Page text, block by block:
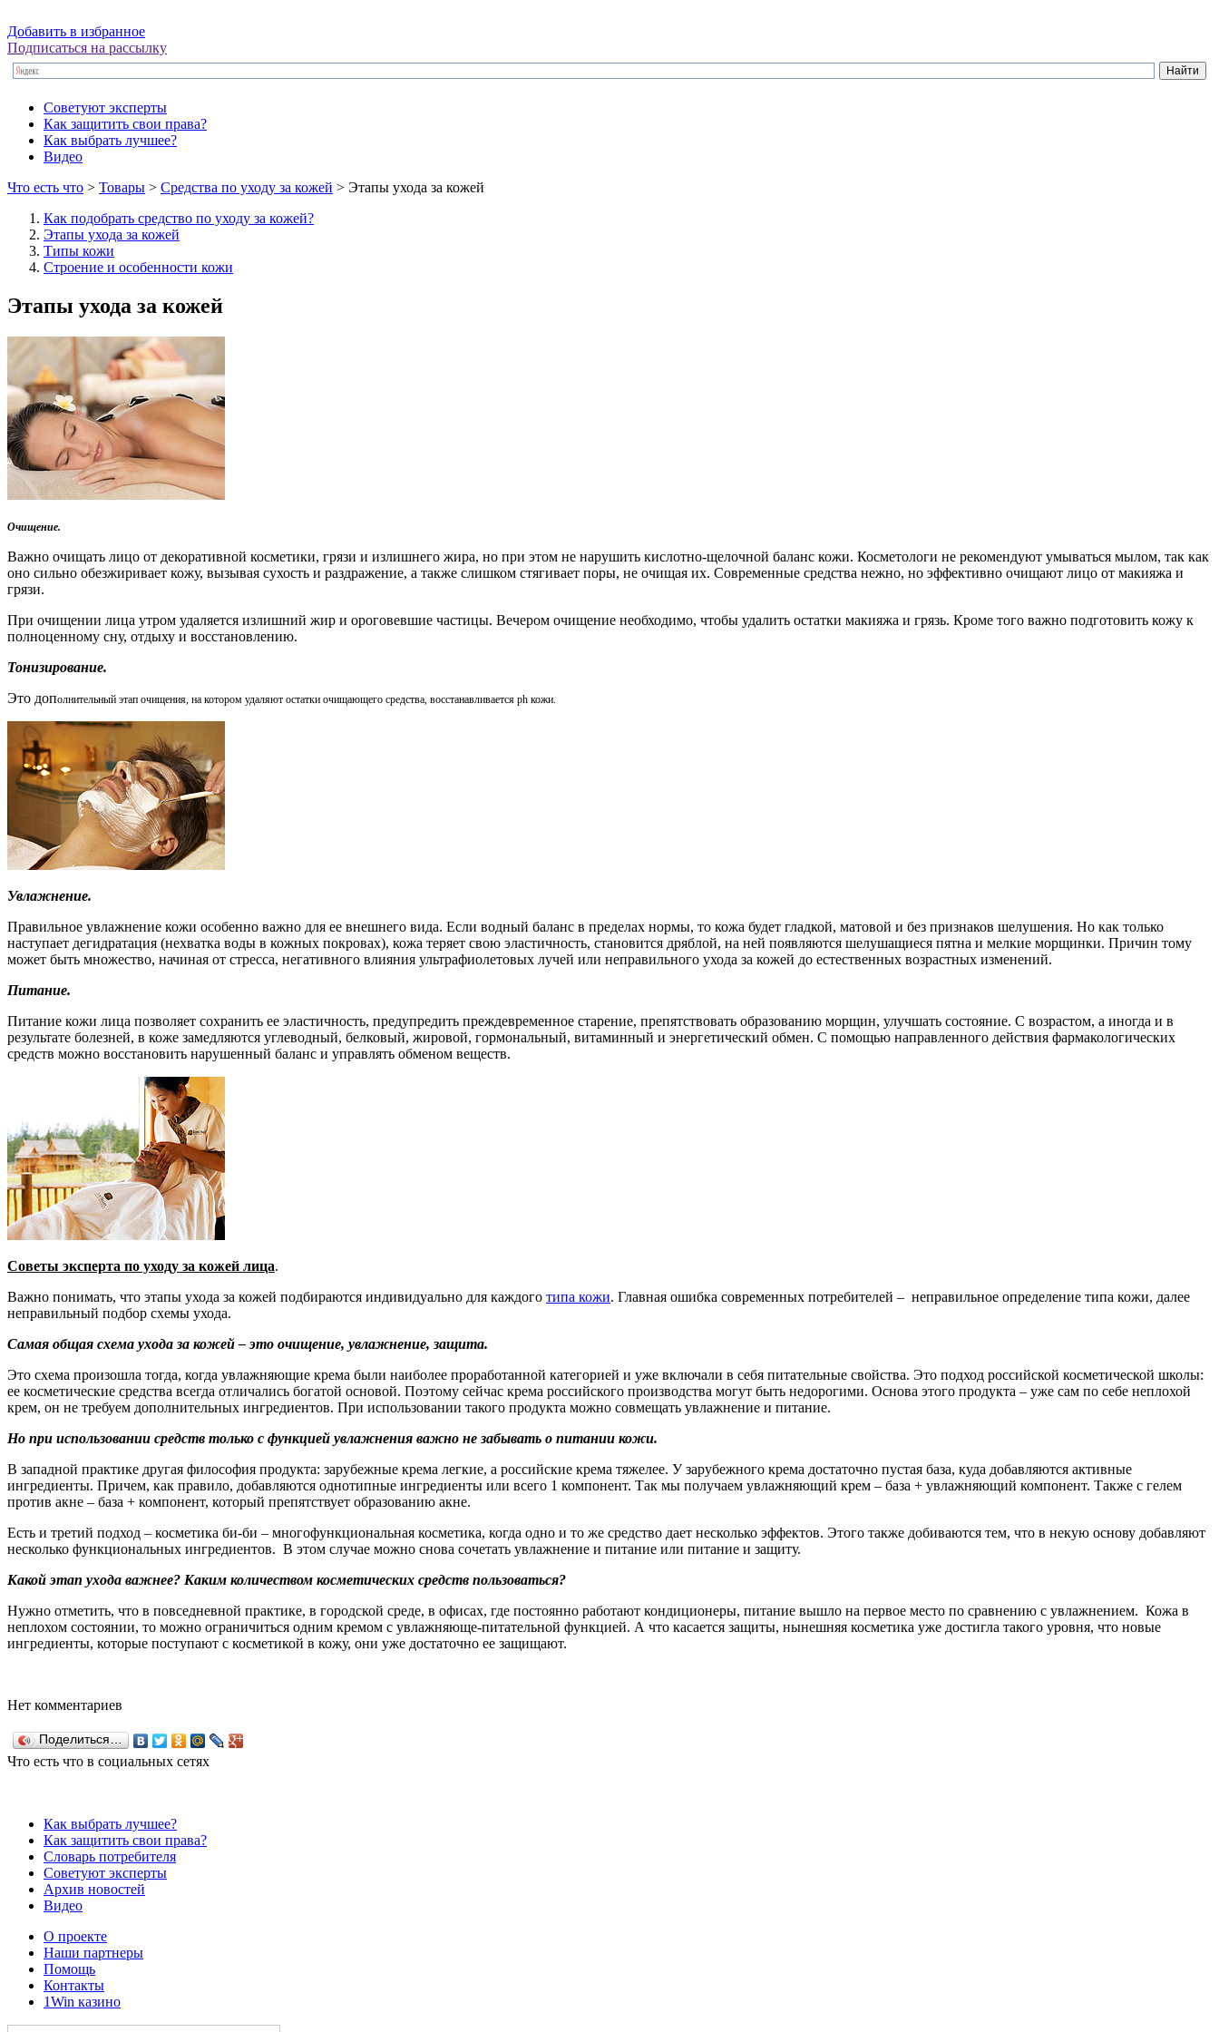
Добавить в избранное
Подписаться на рассылку
Советуют эксперты
Как защитить свои права?
Как выбрать лучшее?
Видео
Что есть что > Товары > Средства по уходу за кожей > Этапы ухода за кожей
Как подобрать средство по уходу за кожей?
Этапы ухода за кожей
Типы кожи
Строение и особенности кожи
Этапы ухода за кожей
Очищение.
Важно очищать лицо от декоративной косметики, грязи и излишнего жира, но при этом не нарушить кислотно-щелочной баланс кожи. Косметологи не рекомендуют умываться мылом, так как
оно сильно обезжиривает кожу, вызывая сухость и раздражение, а также слишком стягивает поры, не очищая их. Современные средства нежно, но эффективно очищают лицо от макияжа и
грязи.
При очищении лица утром удаляется излишний жир и ороговевшие частицы. Вечером очищение необходимо, чтобы удалить остатки макияжа и грязь. Кроме того важно подготовить кожу к
полноценному сну, отдыху и восстановлению.
Тонизирование.
Это дополнительный этап очищения, на котором удаляют остатки очищающего средства, восстанавливается ph кожи.
Увлажнение.
Правильное увлажнение кожи особенно важно для ее внешнего вида. Если водный баланс в пределах нормы, то кожа будет гладкой, матовой и без признаков шелушения. Но как только
наступает дегидратация (нехватка воды в кожных покровах), кожа теряет свою эластичность, становится дряблой, на ней появляются шелушащиеся пятна и мелкие морщинки. Причин тому
может быть множество, начиная от стресса, негативного влияния ультрафиолетовых лучей или неправильного ухода за кожей до естественных возрастных изменений.
Питание.
Питание кожи лица позволяет сохранить ее эластичность, предупредить преждевременное старение, препятствовать образованию морщин, улучшать состояние. С возрастом, а иногда и в
результате болезней, в коже замедляются углеводный, белковый, жировой, гормональный, витаминный и энергетический обмен. С помощью направленного действия фармакологических
средств можно восстановить нарушенный баланс и управлять обменом веществ.
Советы эксперта по уходу за кожей лица.
Важно понимать, что этапы ухода за кожей подбираются индивидуально для каждого типа кожи. Главная ошибка современных потребителей – неправильное определение типа кожи, далее
неправильный подбор схемы ухода.
Самая общая схема ухода за кожей – это очищение, увлажнение, защита.
Это схема произошла тогда, когда увлажняющие крема были наиболее проработанной категорией и уже включали в себя питательные свойства. Это подход российской косметической школы:
ее косметические средства всегда отличались богатой основой. Поэтому сейчас крема российского производства могут быть недорогими. Основа этого продукта – уже сам по себе неплохой
крем, он не требуем дополнительных ингредиентов. При использовании такого продукта можно совмещать увлажнение и питание.
Но при использовании средств только с функцией увлажнения важно не забывать о питании кожи.
В западной практике другая философия продукта: зарубежные крема легкие, а российские крема тяжелее. У зарубежного крема достаточно пустая база, куда добавляются активные
ингредиенты. Причем, как правило, добавляются однотипные ингредиенты или всего 1 компонент. Так мы получаем увлажняющий крем – база + увлажняющий компонент. Также с гелем
против акне – база + компонент, который препятствует образованию акне.
Есть и третий подход – косметика би-би – многофункциональная косметика, когда одно и то же средство дает несколько эффектов. Этого также добиваются тем, что в некую основу добавляют
несколько функциональных ингредиентов. В этом случае можно снова сочетать увлажнение и питание или питание и защиту.
Какой этап ухода важнее? Каким количеством косметических средств пользоваться?
Нужно отметить, что в повседневной практике, в городской среде, в офисах, где постоянно работают кондиционеры, питание вышло на первое место по сравнению с увлажнением. Кожа в
неплохом состоянии, то можно ограничиться одним кремом с увлажняюще-питательной функцией. А что касается защиты, нынешняя косметика уже достигла такого уровня, что новые
ингредиенты, которые поступают с косметикой в кожу, они уже достаточно ее защищают.
Нет комментариев
Поделиться…
Что есть что в социальных сетях
Как выбрать лучшее?
Как защитить свои права?
Словарь потребителя
Советуют эксперты
Архив новостей
Видео
О проекте
Наши партнеры
Помощь
Контакты
1Win казино